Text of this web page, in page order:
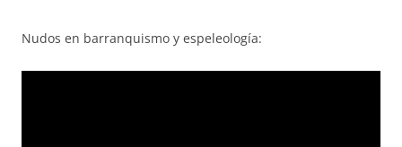
Nudos en barranquismo y espeleología: